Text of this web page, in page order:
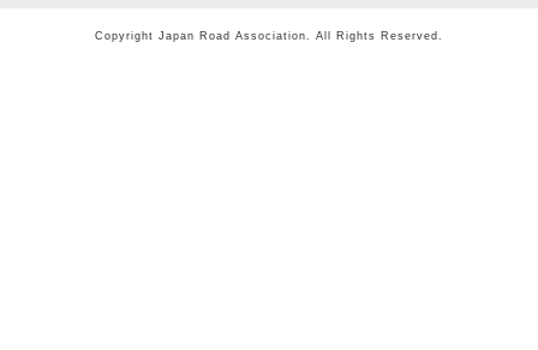
Copyright Japan Road Association. All Rights Reserved.